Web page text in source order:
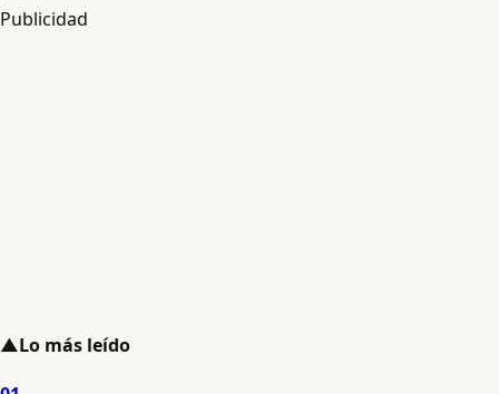
Publicidad
▲Lo más leído